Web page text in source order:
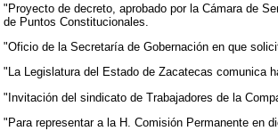
"Proyecto de decreto, aprobado por la Cámara de
de Puntos Constitucionales.
"Oficio de la Secretaría de Gobernación en que
"La Legislatura del Estado de Zacatecas comunica
"Invitación del sindicato de Trabajadores de la
"Para representar a la H. Comisión Permanente en